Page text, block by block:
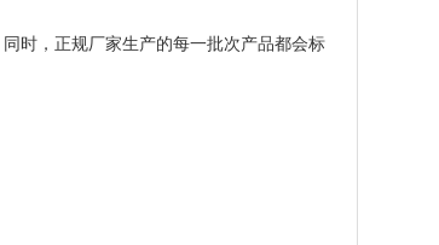
时，正规厂家生产的每一批次产品都会标